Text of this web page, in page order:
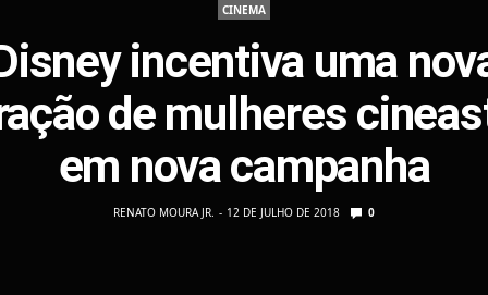
CINEMA
incentiva uma
de mulheres
em nova campanha
RENATO MOURA JR. 12 DE JULHO DE 2018 0